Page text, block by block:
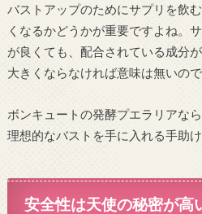
バストアップのためにサプリを飲
くなるかどうかが重要ですよね。
が良くても、配合されている成分
大きくならなければ意味は無いので
ボンキュートの発酵プエラリアな
理想的なバストを手に入れる手助
安全性は天使の秘密が高